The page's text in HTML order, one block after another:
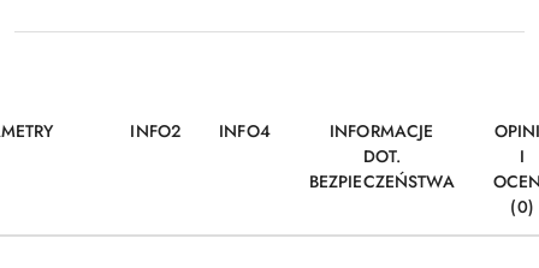
INFO2 INFO4
INFORMACJE
DOT.
BEZPIECZEŃSTWA
I
(0)